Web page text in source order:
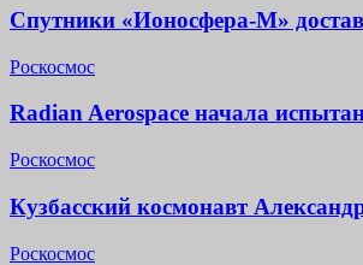
Спутники «Ионосфера-М»
Роскосмос
Radian Aerospace начала
Роскосмос
Кузбасский космонавт
Роскосмос